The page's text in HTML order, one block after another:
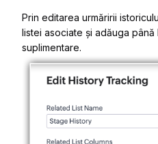
Prin editarea urmăririi
listei asociate și adăuga
suplimentare.